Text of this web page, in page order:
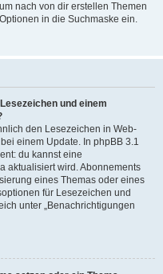
nach von dir erstellen Themen
in die Suchmaske ein.
und einem
den Lesezeichen in Web-
einem Update. In phpBB 3.1
du kannst eine
aktualisiert wird. Abonnements
eines Themas oder eines
für Lesezeichen und
unter „Benachrichtigungen